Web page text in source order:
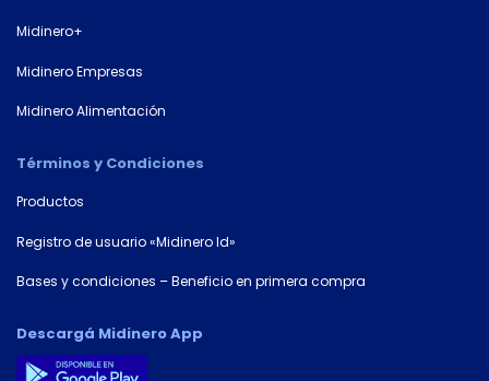
Midinero+
Midinero Empresas
Midinero Alimentación
Términos y Condiciones
Productos
Registro de usuario «Midinero Id»
Bases y condiciones – Beneficio en primera compra
Descargá Midinero App